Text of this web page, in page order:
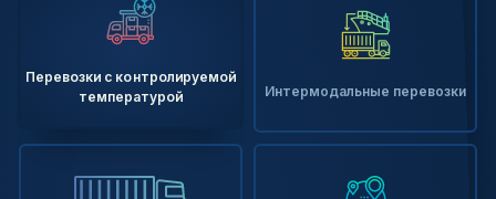
Перевозки с контролируемой
температурой
Интермодальные перевозки